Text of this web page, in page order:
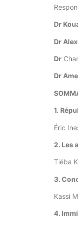
Dr
Dr
Dr
Dr
1.
Éric
2. Les
Tiéba
3.
Kassi
4.